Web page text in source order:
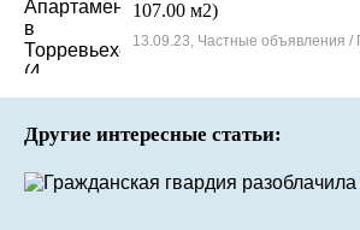
107.00 м2)
Другие интересные статьи: